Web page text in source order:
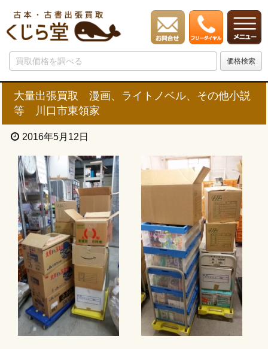
大量出張買取 漫画、ライトノベル、その他小説
等 川口市東領家
2016年5月12日